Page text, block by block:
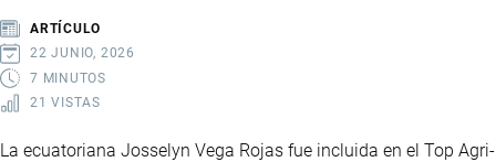
DEL
MERCADO
LABORAL
ARTÍCULO
22 JUNIO, 2026
7 MINUTOS
21 VISTAS
La ecuatoriana Josselyn Vega Rojas fue incluida en el Top Agri-